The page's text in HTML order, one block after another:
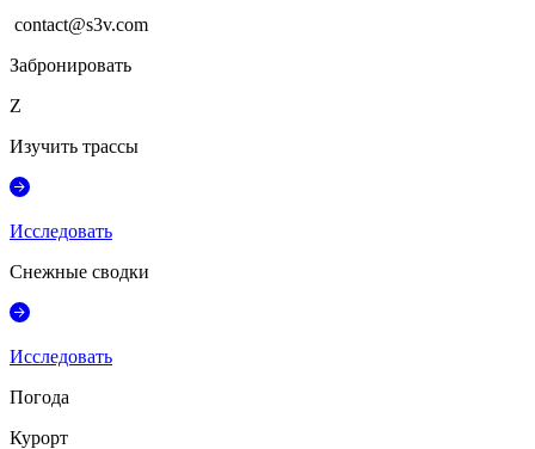
contact@s3v.com
Забронировать
Z
Изучить трассы
Исследовать
Снежные сводки
Исследовать
Погода
Курорт